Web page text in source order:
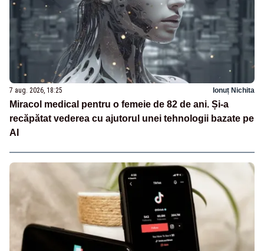
7 aug. 2026, 18:25 Ionuț Nichita
Miracol medical pentru o femeie de 82 de ani. Și-a
recăpătat vederea cu ajutorul unei tehnologii bazate pe
AI